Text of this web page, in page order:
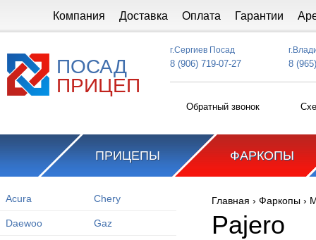
Компания Доставка Оплата Гарантии
ПОСАД
ПРИЦЕП
г.Сергиев Посад
8 (906) 719-07-27 8
Обратный звонок
ПРИЦЕПЫ ФАРКОПЫ
Acura Chery
Daewoo Gaz
Вы здесь
Главная › Фаркопы ›
Pajero